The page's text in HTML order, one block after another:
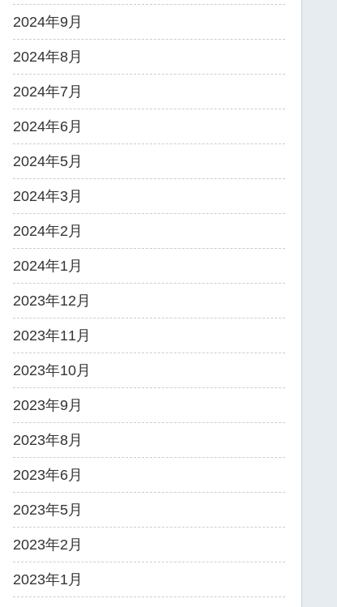
2024年9月
2024年8月
2024年7月
2024年6月
2024年5月
2024年3月
2024年2月
2024年1月
2023年12月
2023年11月
2023年10月
2023年9月
2023年8月
2023年6月
2023年5月
2023年2月
2023年1月